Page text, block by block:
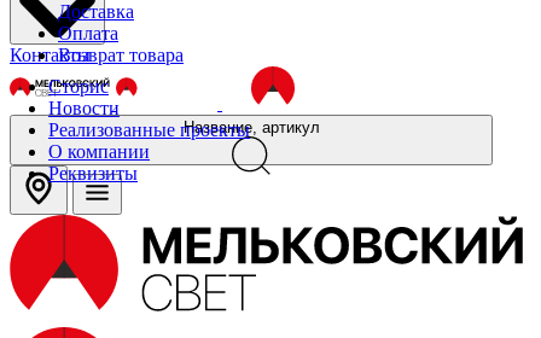
Доставка
Оплата
Возврат товара
Сторис
Новости
Реализованные проекты
О компании
Реквизиты
Контакты
Название, артикул